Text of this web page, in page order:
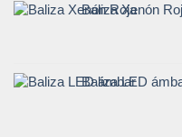
Baliza Xenón
Baliza LED